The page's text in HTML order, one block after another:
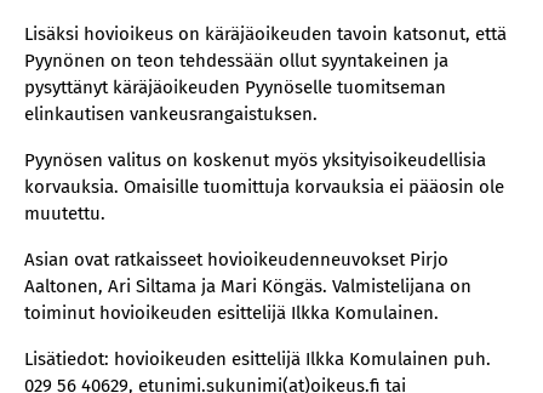
Lisäksi hovioikeus on käräjäoikeuden tavoin katsonut, että
Pyynönen on teon tehdessään ollut syyntakeinen ja
pysyttänyt käräjäoikeuden Pyynöselle tuomitseman
elinkautisen vankeusrangaistuksen.
Pyynösen valitus on koskenut myös yksityisoikeudellisia
korvauksia. Omaisille tuomittuja korvauksia ei pääosin ole
muutettu.
Asian ovat ratkaisseet hovioikeudenneuvokset Pirjo
Aaltonen, Ari Siltama ja Mari Köngäs. Valmistelijana on
toiminut hovioikeuden esittelijä Ilkka Komulainen.
Lisätiedot: hovioikeuden esittelijä Ilkka Komulainen puh.
029 56 40629, etunimi.sukunimi(at)oikeus.fi tai